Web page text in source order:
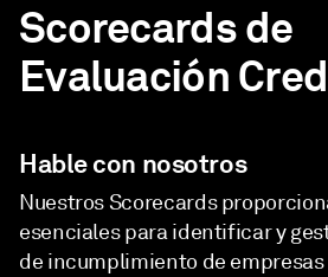
Scorecards de
Evaluación
Hable con nosotros
Nuestros Scorecards
esenciales para identificar y
de incumplimiento de